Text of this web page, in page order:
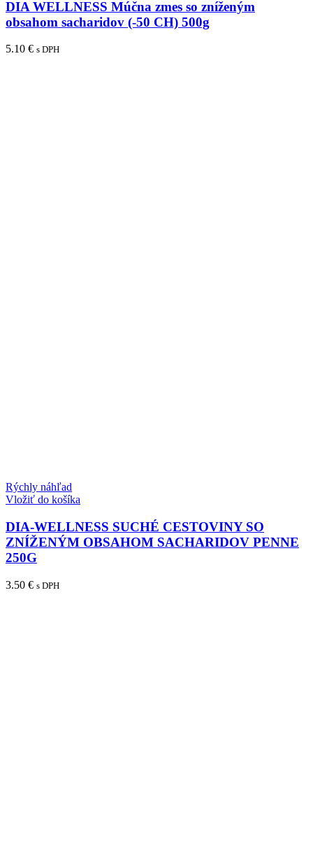
DIA WELLNESS Múčna zmes so zníženým
obsahom sacharidov (-50 CH) 500g
5.10 € s DPH
Rýchly náhľad
Vložiť do košíka
DIA-WELLNESS SUCHÉ CESTOVINY SO
ZNÍŽENÝM OBSAHOM SACHARIDOV PENNE
250G
3.50 € s DPH